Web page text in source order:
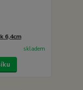
6,4cm
skladem